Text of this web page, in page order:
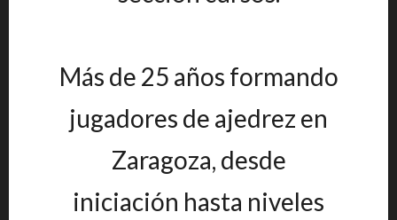
Más de 25 años formando
jugadores de ajedrez en
Zaragoza, desde
iniciación hasta niveles